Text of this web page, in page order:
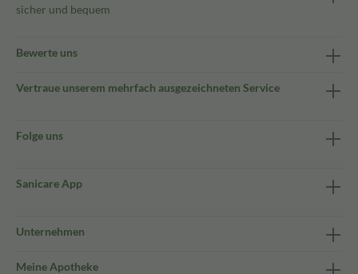
sicher und bequem
Bewerte uns
Vertraue unserem mehrfach ausgezeichneten Service
Folge uns
Sanicare App
Unternehmen
Meine Apotheke